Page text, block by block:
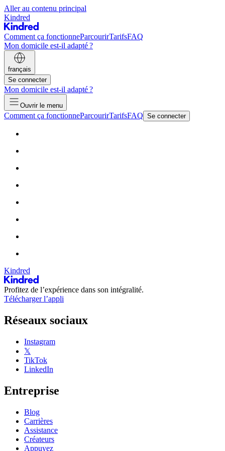
Aller au contenu principal
Kindred
Comment ça fonctionneParcourirTarifsFAQ
Mon domicile est-il adapté ?
français
Se connecter
Mon domicile est-il adapté ?
Ouvrir le menu
Comment ça fonctionneParcourirTarifsFAQ Se connecter
Kindred
Profitez de l’expérience dans son intégralité.
Télécharger l’appli
Réseaux sociaux
Instagram
𝕏
TikTok
LinkedIn
Entreprise
Blog
Carrières
Assistance
Créateurs
Appuyez